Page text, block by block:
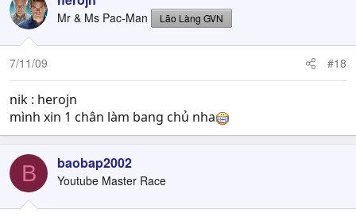
Mr & Ms Pac-Man Lão Làng GVN
7/11/09 #18
nik : herojn
mình xin 1 chân làm bang chủ nha
B baobap2002
Youtube Master Race